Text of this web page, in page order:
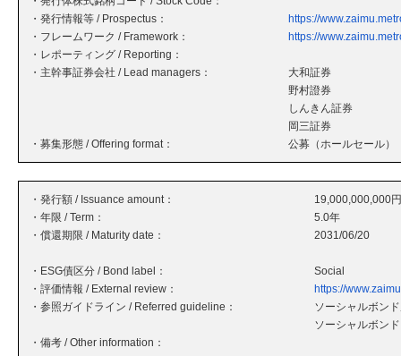
・発行情報等 / Prospectus：
https://
・フレームワーク / Framework：
https://
・レポーティング / Reporting：
・主幹事証券会社 / Lead managers：
大和証券
野村證券
しんきん証券
岡三証券
・募集形態 / Offering format：
公募（ホールセール）
・発行額 / Issuance amount：
19,000,000,000円
・年限 / Term：
5.0年
・償還期限 / Maturity date：
2031/06/20
・ESG債区分 / Bond label：
Social
・評価情報 / External review：
https://
・参照ガイドライン / Referred guideline：
ソーシャルボン
ソーシャルボン
・備考 / Other information：